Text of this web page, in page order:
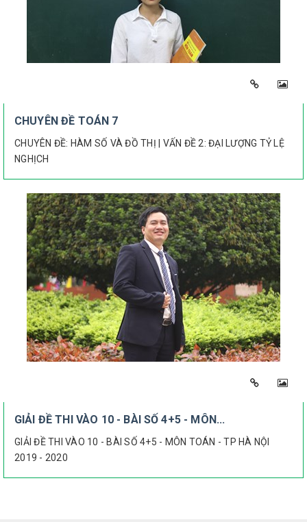
CHUYÊN ĐỀ TOÁN 7
CHUYÊN ĐỀ: HÀM SỐ VÀ ĐỒ THỊ | VẤN ĐỀ 2: ĐẠI LƯỢNG TỶ LỆ
NGHỊCH
GIẢI ĐỀ THI VÀO 10 - BÀI SỐ 4+5 - MÔN...
GIẢI ĐỀ THI VÀO 10 - BÀI SỐ 4+5 - MÔN TOÁN - TP HÀ NỘI
2019 - 2020